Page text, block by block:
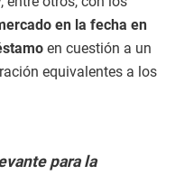
en la fecha en
en cuestión a un
equivalentes a los
para la